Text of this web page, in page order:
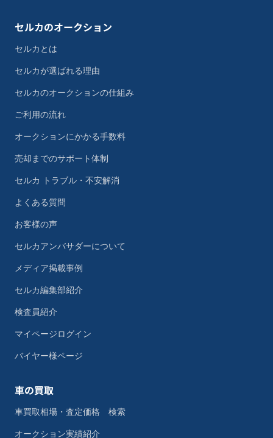
セルカのオークション
セルカとは
セルカが選ばれる理由
セルカのオークションの仕組み
ご利用の流れ
オークションにかかる手数料
売却までのサポート体制
セルカ トラブル・不安解消
よくある質問
お客様の声
セルカアンバサダーについて
メディア掲載事例
セルカ編集部紹介
検査員紹介
マイページログイン
バイヤー様ページ
車の買取
車買取相場・査定価格 検索
オークション実績紹介